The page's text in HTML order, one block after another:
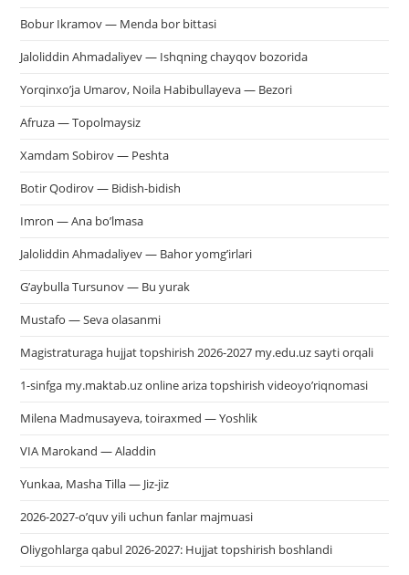
Bobur Ikramov — Menda bor bittasi
Jaloliddin Ahmadaliyev — Ishqning chayqov bozorida
Yorqinxo’ja Umarov, Noila Habibullayeva — Bezori
Afruza — Topolmaysiz
Xamdam Sobirov — Peshta
Botir Qodirov — Bidish-bidish
Imron — Ana bo’lmasa
Jaloliddin Ahmadaliyev — Bahor yomg’irlari
G’aybulla Tursunov — Bu yurak
Mustafo — Seva olasanmi
Magistraturaga hujjat topshirish 2026-2027 my.edu.uz sayti orqali
1-sinfga my.maktab.uz online ariza topshirish videoyo’riqnomasi
Milena Madmusayeva, toiraxmed — Yoshlik
VIA Marokand — Aladdin
Yunkaa, Masha Tilla — Jiz-jiz
2026-2027-o’quv yili uchun fanlar majmuasi
Oliygohlarga qabul 2026-2027: Hujjat topshirish boshlandi